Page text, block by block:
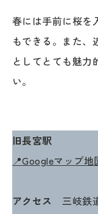
春には手前に桜を
もできる。また、
としてとても魅力
い。
旧長宮駅
📍Googleマップ地
アクセス
三岐鉄